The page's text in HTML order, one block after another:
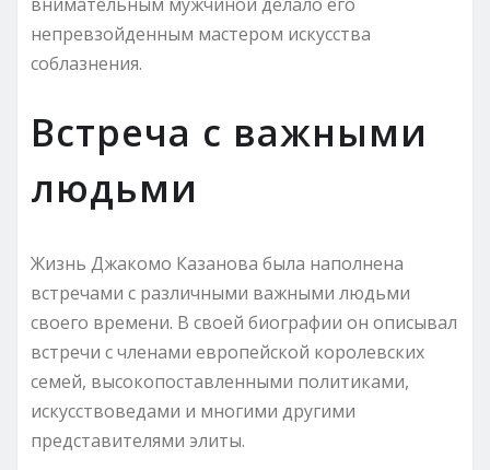
непревзойденным мастером искусства
соблазнения.
Встреча с важными
людьми
Жизнь Джакомо Казанова была наполнена
встречами с различными важными людьми
своего времени. В своей биографии он описывал
встречи с членами европейской королевских
семей, высокопоставленными политиками,
искусствоведами и многими другими
представителями элиты.